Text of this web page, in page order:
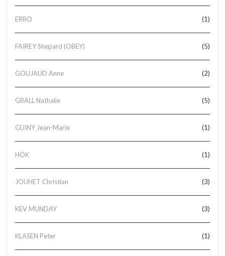
ERRO (1)
FAIREY Shepard (OBEY) (5)
GOUJAUD Anne (2)
GRALL Nathalie (5)
GUINY Jean-Marie (1)
HÖK (1)
JOUHET Christian (3)
KEV MUNDAY (3)
KLASEN Peter (1)